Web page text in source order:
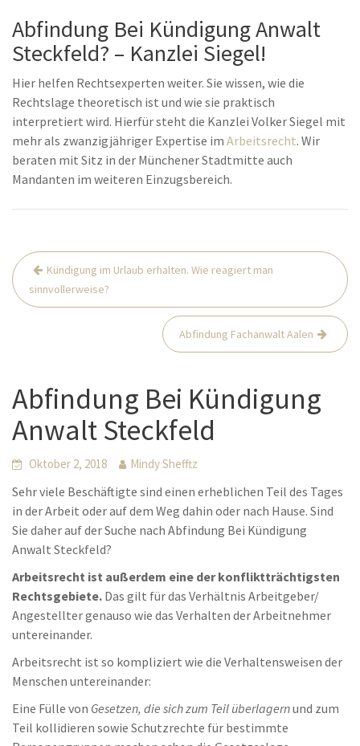
Abfindung Bei Kündigung Anwalt
Steckfeld? – Kanzlei Siegel!
Hier helfen Rechtsexperten weiter. Sie wissen, wie die
Rechtslage theoretisch ist und wie sie praktisch
interpretiert wird. Hierfür steht die Kanzlei Volker Siegel mit
mehr als zwanzigjähriger Expertise im Arbeitsrecht. Wir
beraten mit Sitz in der Münchener Stadtmitte auch
Mandanten im weiteren Einzugsbereich.
Beitrags-
Navigation
Kündigung im Urlaub erhalten. Wie reagiert man
sinnvollerweise?
Abfindung Fachanwalt Aalen
Abfindung Bei Kündigung
Anwalt Steckfeld
Oktober 2, 2018 Mindy Shefftz
Sehr viele Beschäftigte sind einen erheblichen Teil des Tages
in der Arbeit oder auf dem Weg dahin oder nach Hause. Sind
Sie daher auf der Suche nach Abfindung Bei Kündigung
Anwalt Steckfeld?
Arbeitsrecht ist außerdem eine der konfliktträchtigsten
Rechtsgebiete. Das gilt für das Verhältnis Arbeitgeber/
Angestellter genauso wie das Verhalten der Arbeitnehmer
untereinander.
Arbeitsrecht ist so kompliziert wie die Verhaltensweisen der
Menschen untereinander:
Eine Fülle von Gesetzen, die sich zum Teil überlagernund zum
Teil kollidieren sowie Schutzrechte für bestimmte